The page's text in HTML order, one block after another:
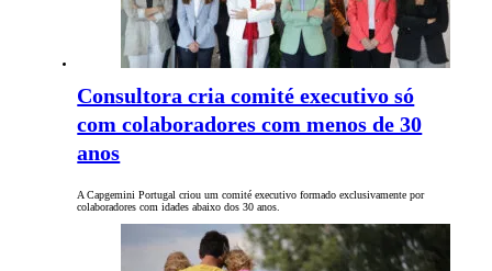
Consultora cria comité executivo só
com colaboradores com menos de 30
anos
A Capgemini Portugal criou um comité executivo formado exclusivamente por
colaboradores com idades abaixo dos 30 anos.